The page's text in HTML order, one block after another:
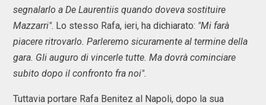
segnalarlo a De Laurentiis quando doveva sostituire
Mazzarri". Lo stesso Rafa, ieri, ha dichiarato: "Mi farà
piacere ritrovarlo. Parleremo sicuramente al termine della
gara. Gli auguro di vincerle tutte. Ma dovrà cominciare
subito dopo il confronto fra noi".
Tuttavia portare Rafa Benitez al Napoli, dopo la sua